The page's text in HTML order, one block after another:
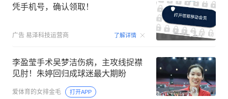
凭手机号，确认领取！
广告 易泽科技运营商 了解详情 00:15
李盈莹手术吴梦洁伤病，主攻线捉襟
见肘！朱婷回归成球迷最大期盼
爱体育的女排金毛 打开APP